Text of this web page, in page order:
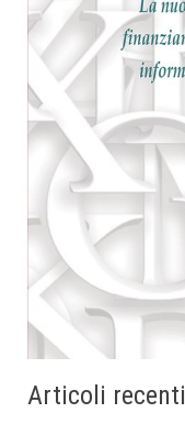
Articoli recenti